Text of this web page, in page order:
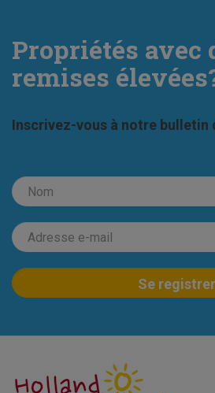
Propriétés avec
remises
Inscrivez-vous à notre